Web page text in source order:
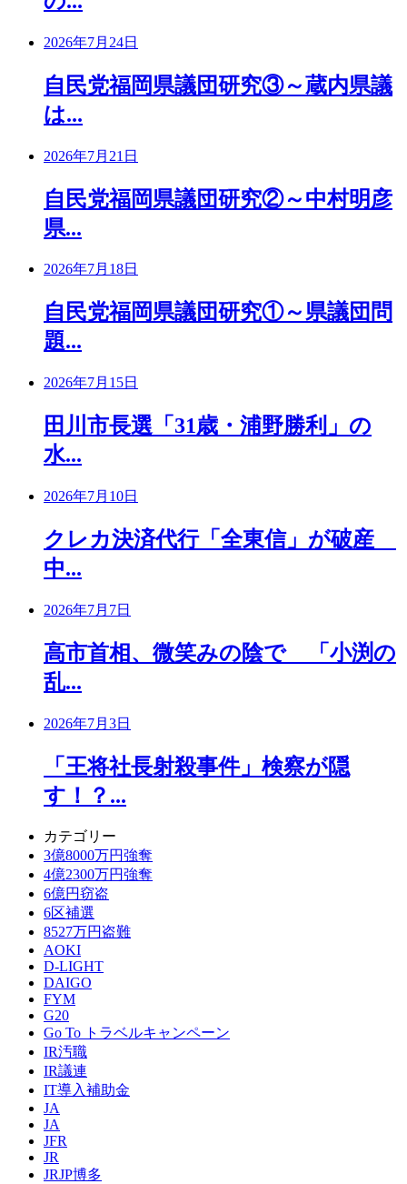
2026年7月24日
自民党福岡県議団研究③～蔵内県議
は...
2026年7月21日
自民党福岡県議団研究②～中村明彦
県...
2026年7月18日
自民党福岡県議団研究①～県議団問
題...
2026年7月15日
田川市長選「31歳・浦野勝利」の
水...
2026年7月10日
クレカ決済代行「全東信」が破産
中...
2026年7月7日
高市首相、微笑みの陰で 「小渕の
乱...
2026年7月3日
「王将社長射殺事件」検察が隠
す！？...
カテゴリー
3億8000万円強奪
4億2300万円強奪
6億円窃盗
6区補選
8527万円盗難
AOKI
D-LIGHT
DAIGO
FYM
G20
Go To トラベルキャンペーン
IR汚職
IR議連
IT導入補助金
JA
JA
JFR
JR
JRJP博多